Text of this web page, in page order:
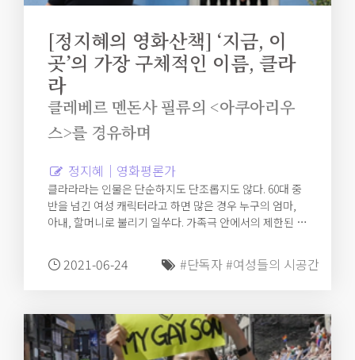
‍[정지혜의 영화산책] ‘지금, 이
곳’의 가장 구체적인 이름, 클라
라
클레베르 멘돈사 필류의 <아쿠아리우
스>를 경유하며
정지혜｜영화평론가
클라라라는 인물은 단순하지도 단조롭지도 않다. 60대 중
반을 넘긴 여성 캐릭터라고 하면 많은 경우 누구의 엄마,
아내, 할머니로 불리기 일쑤다. 가족극 안에서의 제한된 역
는 클라라다. 그녀는 복잡하고 다층적이며 구체적인 욕망
을 가진 한 사람이며 그런 의미에서 영화 내내 누구보다 살
2021-06-24 #단독자#여성들의 시공간